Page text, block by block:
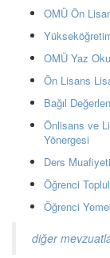
OMÜ Ön
OMÜ Yaz
Ön Lisans
Bağıl
Önlisans ve
Yönergesi
Ders
Öğrenci
Öğrenci
diğer